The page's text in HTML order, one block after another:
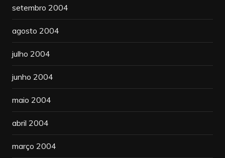
setembro 2004
agosto 2004
julho 2004
junho 2004
maio 2004
abril 2004
março 2004